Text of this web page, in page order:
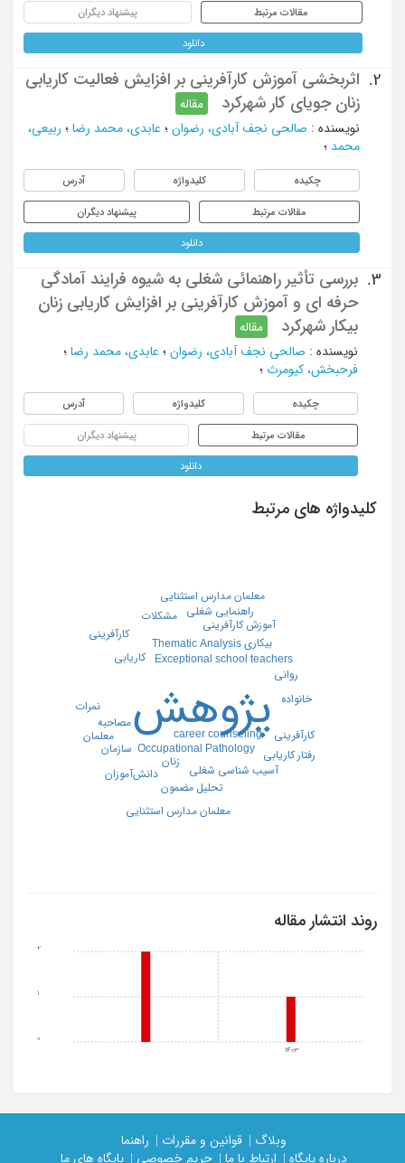
مقالات مرتبط پیشنهاد دیگران
دانلود
2.
اثربخشی آموزش کارآفرینی بر افزایش فعالیت کاریابی
زنان جویای کار شهرکرد
مقاله
نویسنده : صالحی نجف آبادی، رضوان ؛ عابدی، محمد رضا ؛ ربیعی،
محمد ؛
چکیده کلیدواژه آدرس
مقالات مرتبط پیشنهاد دیگران
دانلود
3.
بررسی تأثیر راهنمائی شغلی به شیوه فرایند آمادگی
حرفه ای و آموزش کارآفرینی بر افزایش کاریابی زنان
بیکار شهرکرد
مقاله
نویسنده : صالحی نجف آبادی، رضوان ؛ عابدی، محمد رضا ؛
فرحبخش، کیومرث ؛
چکیده کلیدواژه آدرس
مقالات مرتبط پیشنهاد دیگران
دانلود
کلیدواژه های مرتبط
پژوهش
career counseling
Exceptional school teachers
Occupational Pathology
Thematic Analysis
آسیب شناسی شغلی
آموزش کارآفرینی
تحلیل مضمون
راهنمایی شغلی
رفتار کاریابی زنان
معلمان مدارس استثنایی
کارآفرینی
کاریابی
بیکاری
خانواده
دانش‌آموزان
روانی
سازمان
مشکلات
مصاحبه
معلمان
معلمان مدارس استثنایی
نمرات
کارآفرینی
روند انتشار مقاله
1403
0
1
2
وبلاگ | قوانین و مقررات |
راهنما
درباره پایگاه |
ارتباط با ما | حریم خصوصی | پایگاه های ما